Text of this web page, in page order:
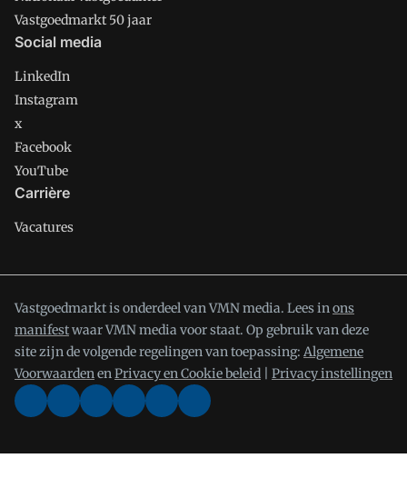
Vastgoedmarkt 50 jaar
Social media
LinkedIn
Instagram
x
Facebook
YouTube
Carrière
Vacatures
Vastgoedmarkt is onderdeel van VMN media. Lees inons
manifestwaar VMN media voor staat. Op gebruik van deze
site zijn de volgende regelingen van toepassing: Algemene
VoorwaardenenPrivacy en Cookie beleid Privacy instellingen